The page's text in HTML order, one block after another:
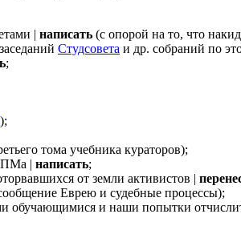
| написать (с опорой на то, что
Студсовета и др. собраний по
;
);
тома учебника кураторов);
ПМа | написать;
от земли активистов |
Еврею и судебные процессы);
обучающимися и наши попытки